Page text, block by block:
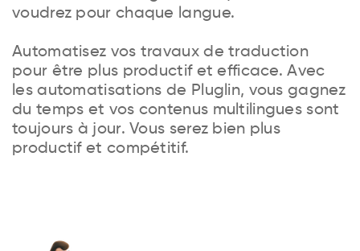
voudrez pour chaque langue.
Automatisez vos travaux de traduction
pour être plus productif et efficace. Avec
les automatisations de Pluglin, vous gagnez
du temps et vos contenus multilingues sont
toujours à jour. Vous serez bien plus
productif et compétitif.